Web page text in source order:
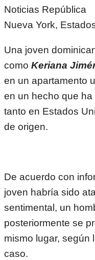
Noticias República
Nueva York,
Una joven
como Keriana
en un apartamento
en un hecho que
tanto en Estados
de origen.
De acuerdo con
joven habría sido
sentimental, un
posteriormente se
mismo lugar, según
caso.